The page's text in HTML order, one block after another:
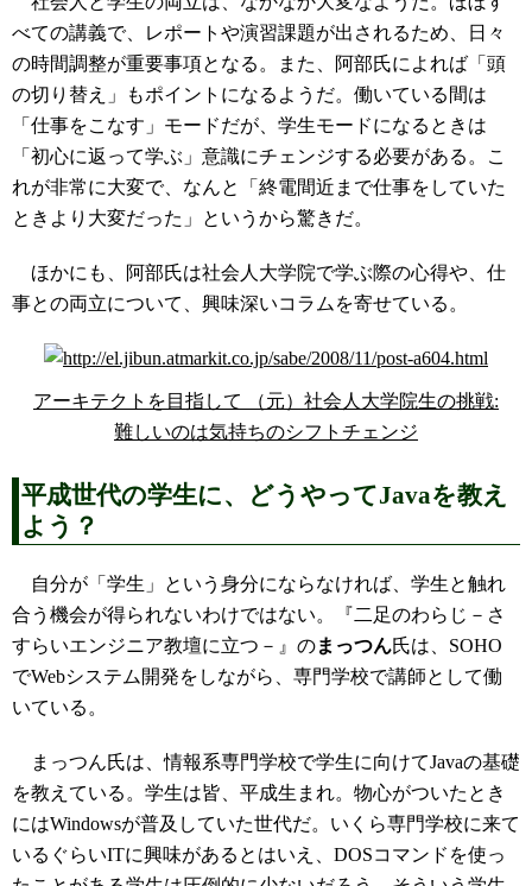
べての講義で、レポートや演習課題が出されるため、日々
の時間調整が重要事項となる。また、阿部氏によれば「頭
の切り替え」もポイントになるようだ。働いている間は
「仕事をこなす」モードだが、学生モードになるときは
「初心に返って学ぶ」意識にチェンジする必要がある。こ
れが非常に大変で、なんと「終電間近まで仕事をしていた
ときより大変だった」というから驚きだ。
ほかにも、阿部氏は社会人大学院で学ぶ際の心得や、仕
事との両立について、興味深いコラムを寄せている。
アーキテクトを目指して （元）社会人大学院生の挑戦:
難しいのは気持ちのシフトチェンジ
平成世代の学生に、どうやってJavaを教え
よう？
自分が「学生」という身分にならなければ、学生と触れ
合う機会が得られないわけではない。『二足のわらじ－さ
すらいエンジニア教壇に立つ－』のまっつん氏は、SOHO
でWebシステム開発をしながら、専門学校で講師として働
いている。
まっつん氏は、情報系専門学校で学生に向けてJavaの基礎
を教えている。学生は皆、平成生まれ。物心がついたとき
にはWindowsが普及していた世代だ。いくら専門学校に来て
いるぐらいITに興味があるとはいえ、DOSコマンドを使っ